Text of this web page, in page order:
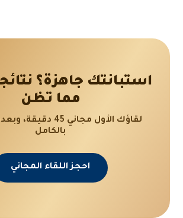
استبانتك جاهزة؟
مما تظن
لقاؤك الأول مجاني 45
بالكامل
احجز اللقاء المجاني